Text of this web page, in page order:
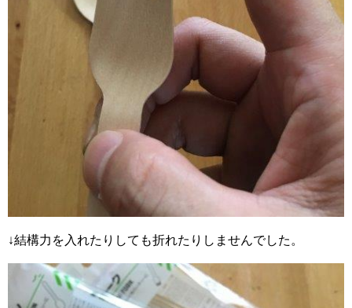
↓結構力を入れたりしても折れたりしませんでした。